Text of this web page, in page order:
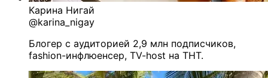
Карина Нигай
@karina_nigay
Блогер с аудиторией 2,9 млн подписчиков,
fashion-инфлюенсер, TV-host на ТНТ.